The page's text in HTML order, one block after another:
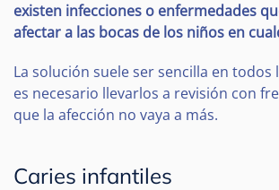
existen infecciones o enfermedades
afectar a las bocas de los niños en
La solución suele ser sencilla en todos
es necesario llevarlos a revisión con
que la afección no vaya a más.
Caries infantiles